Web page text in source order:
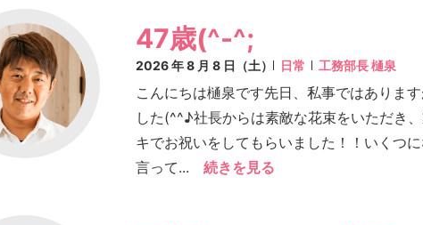
47歳(^-^;
2026 年 8 月 8 日（土） 日常 工務部長 樋泉
こんにちは樋泉です先日、私事ではありま
した(^^♪社長からは素敵な花束をいただき
キでお祝いをしてもらいました！！いくつ
言って...
続きを見る